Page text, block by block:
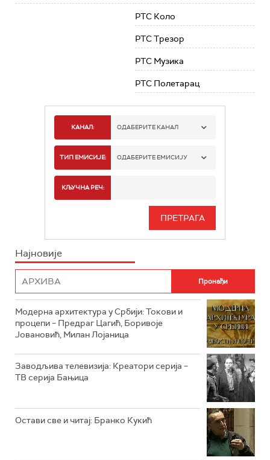
РТС Коло
РТС Трезор
РТС Музика
РТС Полетарац
КАНАЛ: ОДАБЕРИТЕ КАНАЛ
РТС 1
РТС 3
РТС ЖИВОТ
РТС КОЛО
ТИП ЕМИСИЈЕ: ОДАБЕРИТЕ ЕМИСИЈУ
ИНФО
КЉУЧНА РЕЧ:
Најновије
Модерна архитектура у Србији: Токови и
процепи – Предраг Цагић, Боривоје
Јовановић, Милан Лојаница
Заводљива телевизија: Креатори серија –
ТВ серија Бањица
Остави све и читај: Бранко Кукић